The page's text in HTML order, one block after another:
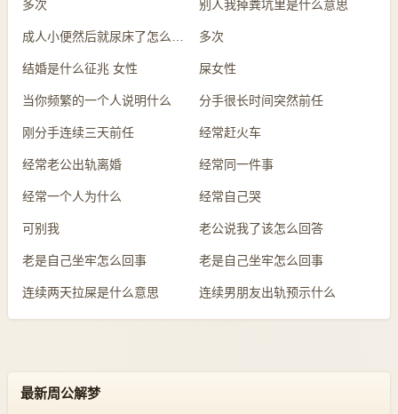
多次 别人我掉粪坑里是什么意思
多次
结婚是什么征兆 女性 屎女性
当你频繁的一个人说明什么 分手很长时间突然前任
刚分手连续三天前任 经常赶火车
经常老公出轨离婚 经常同一件事
经常一个人为什么 经常自己哭
可别我 老公说我了该怎么回答
老是自己坐牢怎么回事 老是自己坐牢怎么回事
连续两天拉屎是什么意思 连续男朋友出轨预示什么
最新周公解梦